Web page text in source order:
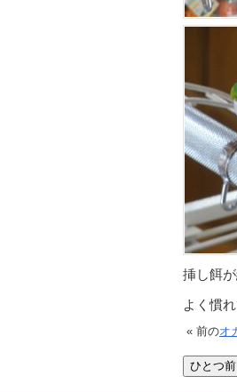
挿し餌
よく慣
« 前のオ